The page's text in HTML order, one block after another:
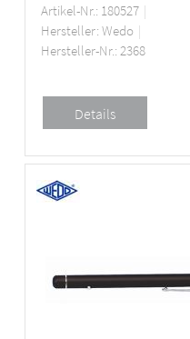
Artikel-Nr.: 180527
Hersteller: Wedo
Hersteller-Nr.: 2368